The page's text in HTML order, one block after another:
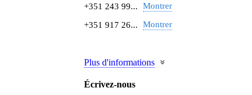
+351 243 99... Montrer
+351 917 26... Montrer
Plus d'informations
Écrivez-nous